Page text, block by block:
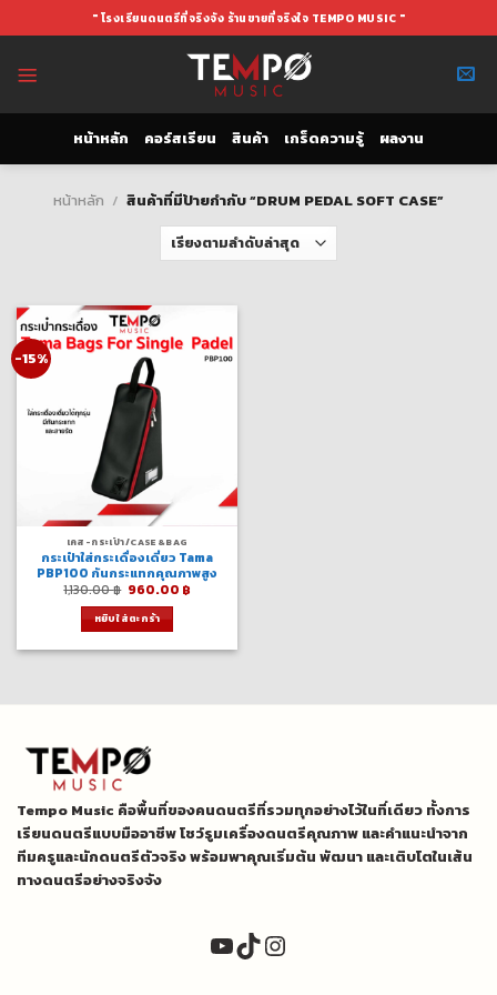
to
" โรงเรียนดนตรีที่จริงจัง ร้านขายที่จริงใจ TEMPO MUSIC "
หน้าหลัก คอร์สเรียน สินค้า เกร็ดความรู้ ผลงาน
หน้าหลัก / สินค้าที่มีป้ายกำกับ “DRUM PEDAL SOFT CASE”
-15%
เคส-กระเป๋า/CASE&BAG
กระเป๋าใส่กระเดื่องเดี่ยว Tama
PBP100 กันกระแทกคุณภาพสูง
1,130.00฿ Original
was:
1,130.00 ฿.
960.00 ฿Current
หยิบใส่ตะกร้า
Tempo Music คือพื้นที่ของคนดนตรีที่รวมทุกอย่างไว้ในที่เดียว ทั้งการ
เรียนดนตรีแบบมืออาชีพ โชว์รูมเครื่องดนตรีคุณภาพ และคำแนะนำจาก
ทีมครูและนักดนตรีตัวจริง พร้อมพาคุณเริ่มต้น พัฒนา และเติบโตในเส้น
ทางดนตรีอย่างจริงจัง
YouTube
TikTok
Instagram